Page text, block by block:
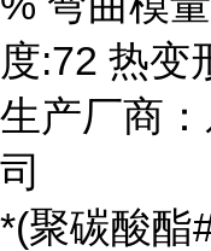
度:72 热
生产厂商
司
*(聚碳酸酯